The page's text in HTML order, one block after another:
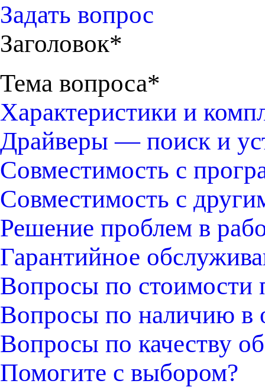
Задать вопрос
Заголовок*
Тема вопроса*
Характеристики и
Драйверы — поиск и
Совместимость с
Совместимость с
Решение проблем в
Гарантийное
Вопросы по стоимости
Вопросы по наличию в
Вопросы по качеству
Помогите с выбором?